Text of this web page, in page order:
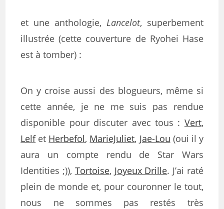
et une anthologie, Lancelot, superbement
illustrée (cette couverture de Ryohei Hase
est à tomber) :
On y croise aussi des blogueurs, même si
cette année, je ne me suis pas rendue
disponible pour discuter avec tous : Vert,
Lelfet Herbefol, MarieJuliet, Jae-Lou (oui il y
aura un compte rendu de Star Wars
Identities ;)), Tortoise, Joyeux Drille. J’ai raté
plein de monde et, pour couronner le tout,
nous ne sommes pas restés très